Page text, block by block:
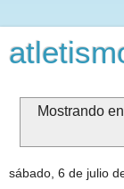
Mostrando
sábado, 6 de julio